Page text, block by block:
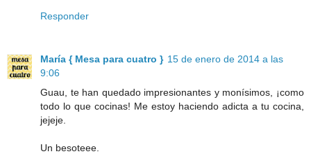
Responder
María { Mesa para cuatro } 15 de enero de 2014 a las
9:06
Guau, te han quedado impresionantes y monísimos, ¡como
todo lo que cocinas! Me estoy haciendo adicta a tu cocina,
jejeje.
Un besoteee.